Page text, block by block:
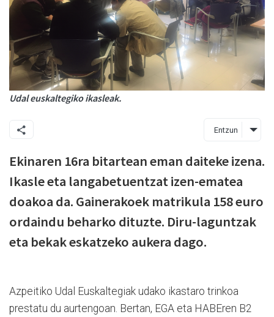
Udal euskaltegiko ikasleak.
Entzun
Ekinaren 16ra bitartean eman daiteke izena.
Ikasle eta langabetuentzat izen-ematea
doakoa da. Gainerakoek matrikula 158 euro
ordaindu beharko dituzte. Diru-laguntzak
eta bekak eskatzeko aukera dago.
Azpeitiko Udal Euskaltegiak udako ikastaro trinkoa
prestatu du aurtengoan. Bertan, EGA eta HABEren B2